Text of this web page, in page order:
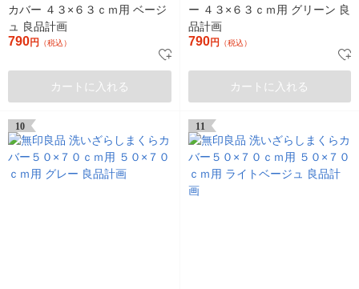
カバー ４３×６３ｃｍ用 ベージ
ュ 良品計画
790円 （税込）
カートに入れる
ー ４３×６３ｃｍ用 グリーン 良
品計画
790円 （税込）
カートに入れる
10 11